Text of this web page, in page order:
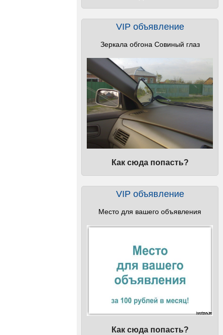
VIP объявление
Зеркала обгона Совиный глаз
Как сюда попасть?
VIP объявление
Место для вашего объявления
Как сюда попасть?